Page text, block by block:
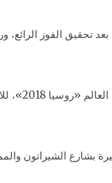
تحقيق الفوز
خرج آلاف الجماهير حاملين
بشارع الشيراتون